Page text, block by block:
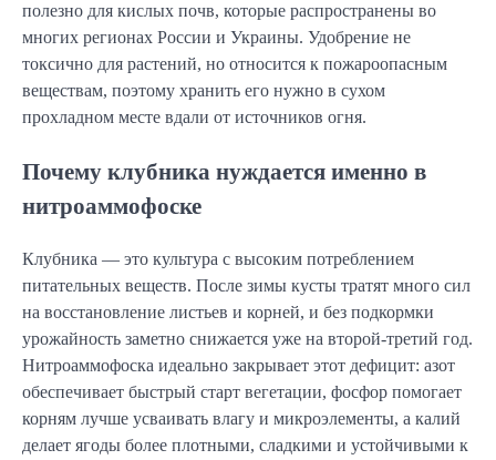
полезно для кислых почв, которые распространены во
многих регионах России и Украины. Удобрение не
токсично для растений, но относится к пожароопасным
веществам, поэтому хранить его нужно в сухом
прохладном месте вдали от источников огня.
Почему клубника нуждается именно в
нитроаммофоске
Клубника — это культура с высоким потреблением
питательных веществ. После зимы кусты тратят много сил
на восстановление листьев и корней, и без подкормки
урожайность заметно снижается уже на второй-третий год.
Нитроаммофоска идеально закрывает этот дефицит: азот
обеспечивает быстрый старт вегетации, фосфор помогает
корням лучше усваивать влагу и микроэлементы, а калий
делает ягоды более плотными, сладкими и устойчивыми к